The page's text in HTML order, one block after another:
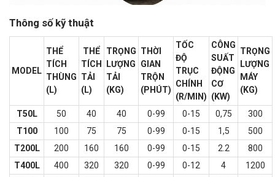
Thông số kỹ thuật
MODEL
THỂ
TÍCH
THÙNG
(L)
THỂ
TÍCH
TẢI
(L)
TRỌNG
LƯỢNG
TẢI
(KG)
THỜI
GIAN
TRỘN
(PHÚT)
TỐC
ĐỘ
TRỤC
CHÍNH
(R/MIN)
CÔNG
SUẤT
ĐỘNG
CƠ
(KW)
TRỌNG
LƯỢNG
MÁY
(KG)
T50L 50 40 40 0-99 0-15 0,75
300
T100
100 75 75 0-99 0-15 1,5
500
T200L
200 160 160 0-99 0-15 2.2
800
T400L
400 320 320 0-99 0-12 4
1200